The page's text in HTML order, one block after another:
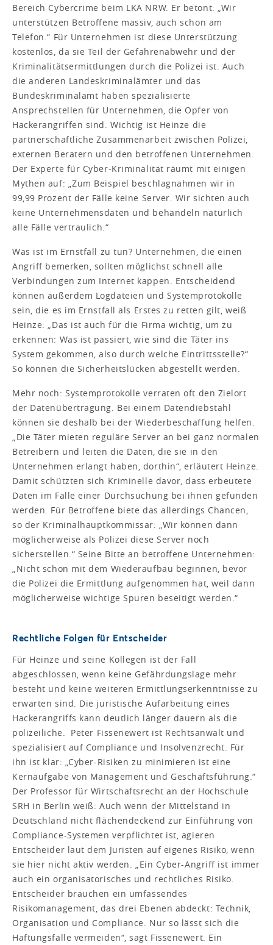
Bereich Cybercrime beim LKA NRW. Er betont: „Wir
unterstützen Betroffene massiv, auch schon am
Telefon.“ Für Unternehmen ist diese Unterstützung
kostenlos, da sie Teil der Gefahrenabwehr und der
Kriminalitätsermittlungen durch die Polizei ist. Auch
die anderen Landeskriminalämter und das
Bundeskriminalamt haben spezialisierte
Ansprechstellen für Unternehmen, die Opfer von
Hackerangriffen sind. Wichtig ist Heinze die
partnerschaftliche Zusammenarbeit zwischen Polizei,
externen Beratern und den betroffenen Unternehmen.
Der Experte für Cyber-Kriminalität räumt mit einigen
Mythen auf: „Zum Beispiel beschlagnahmen wir in
99,99 Prozent der Fälle keine Server. Wir sichten auch
keine Unternehmensdaten und behandeln natürlich
alle Fälle vertraulich.“
Was ist im Ernstfall zu tun? Unternehmen, die einen
Angriff bemerken, sollten möglichst schnell alle
Verbindungen zum Internet kappen. Entscheidend
können außerdem Logdateien und Systemprotokolle
sein, die es im Ernstfall als Erstes zu retten gilt, weiß
Heinze: „Das ist auch für die Firma wichtig, um zu
erkennen: Was ist passiert, wie sind die Täter ins
System gekommen, also durch welche Eintrittsstelle?“
So können die Sicherheitslücken abgestellt werden.
Mehr noch: Systemprotokolle verraten oft den Zielort
der Datenübertragung. Bei einem Datendiebstahl
können sie deshalb bei der Wiederbeschaffung helfen.
„Die Täter mieten reguläre Server an bei ganz normalen
Betreibern und leiten die Daten, die sie in den
Unternehmen erlangt haben, dorthin“, erläutert Heinze.
Damit schützten sich Kriminelle davor, dass erbeutete
Daten im Falle einer Durchsuchung bei ihnen gefunden
werden. Für Betroffene biete das allerdings Chancen,
so der Kriminalhauptkommissar: „Wir können dann
möglicherweise als Polizei diese Server noch
sicherstellen.“ Seine Bitte an betroffene Unternehmen:
„Nicht schon mit dem Wiederaufbau beginnen, bevor
die Polizei die Ermittlung aufgenommen hat, weil dann
möglicherweise wichtige Spuren beseitigt werden.“
Rechtliche Folgen für Entscheider
Für Heinze und seine Kollegen ist der Fall
abgeschlossen, wenn keine Gefährdungslage mehr
besteht und keine weiteren Ermittlungserkenntnisse zu
erwarten sind. Die juristische Aufarbeitung eines
Hackerangriffs kann deutlich länger dauern als die
polizeiliche. Peter Fissenewert ist Rechtsanwalt und
spezialisiert auf Compliance und Insolvenzrecht. Für
ihn ist klar: „Cyber-Risiken zu minimieren ist eine
Kernaufgabe von Management und Geschäftsführung.“
Der Professor für Wirtschaftsrecht an der Hochschule
SRH in Berlin weiß: Auch wenn der Mittelstand in
Deutschland nicht flächendeckend zur Einführung von
Compliance-Systemen verpflichtet ist, agieren
Entscheider laut dem Juristen auf eigenes Risiko, wenn
sie hier nicht aktiv werden. „Ein Cyber-Angriff ist immer
auch ein organisatorisches und rechtliches Risiko.
Entscheider brauchen ein umfassendes
Risikomanagement, das drei Ebenen abdeckt: Technik,
Organisation und Compliance. Nur so lässt sich die
Haftungsfalle vermeiden“, sagt Fissenewert. Ein